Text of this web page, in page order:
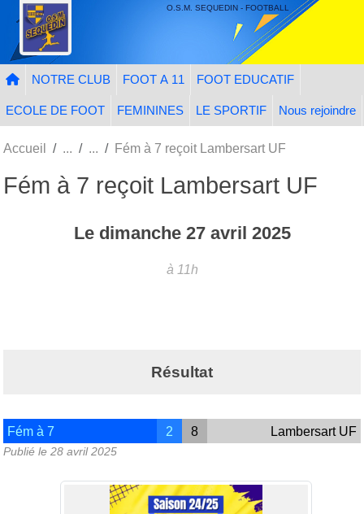
O.S.M. SEQUEDIN - FOOTBALL
NOTRE CLUB FOOT A 11 FOOT EDUCATIF
ECOLE DE FOOT FEMININES LE SPORTIF Nous rejoindre
Accueil Fém à 7 reçoit Lambersart UF
Fém à 7 reçoit Lambersart UF
Le dimanche 27 avril 2025
à 11h
Résultat
Fém à 7 2 8 Lambersart UF
Publié le 28 avril 2025
Panneau de gestion des cookies